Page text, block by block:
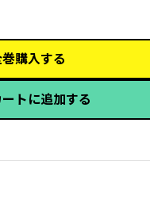
購入する
トに追加する